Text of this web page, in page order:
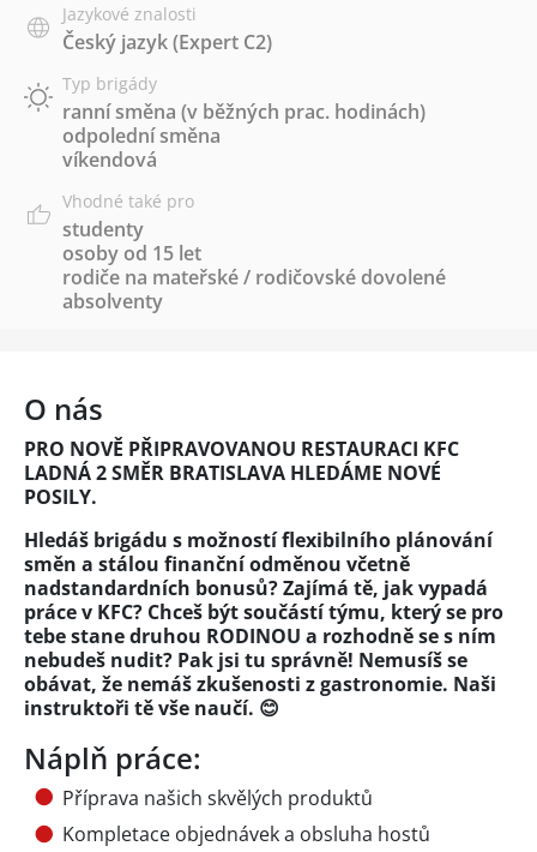
Jazykové znalosti
Český jazyk(Expert C2)
Typ brigády
ranní směna (v běžných prac. hodinách)
odpolední směna
víkendová
Vhodné také pro
studenty
osoby od 15 let
rodiče na mateřské / rodičovské dovolené
absolventy
O nás
PRO NOVĚ PŘIPRAVOVANOU RESTAURACI KFC
LADNÁ 2 SMĚR BRATISLAVA HLEDÁME NOVÉ
POSILY.
Hledáš brigádu s možností flexibilního plánování
směn a stálou finanční odměnou včetně
nadstandardních bonusů? Zajímá tě, jak vypadá
práce v KFC? Chceš být součástí týmu, který se pro
tebe stane druhou RODINOU a rozhodně se s ním
nebudeš nudit? Pak jsi tu správně! Nemusíš se
obávat, že nemáš zkušenosti z gastronomie. Naši
instruktoři tě vše naučí. 😊
Náplň práce:
Příprava našich skvělých produktů
Kompletace objednávek a obsluha hostů